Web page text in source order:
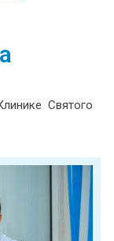
Святого